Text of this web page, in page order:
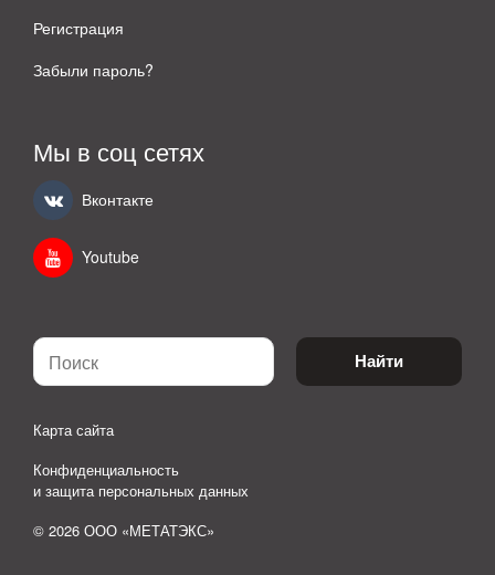
Регистрация
Забыли пароль?
Мы в соц сетях
Вконтакте
Youtube
Найти
Карта сайта
Конфиденциальность
и защита персональных данных
© 2026 ООО «МЕТАТЭКС»